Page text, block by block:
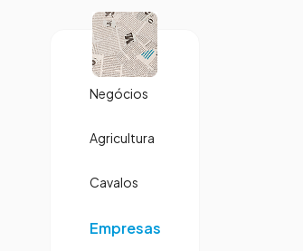
Negócios
Agricultura
Cavalos
Empresas